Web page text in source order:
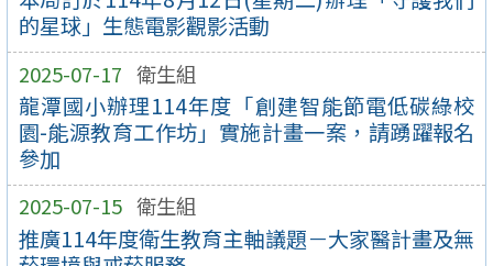
的星球」生態電影觀影活動
2025-07-17 衛生組
龍潭國小辦理114年度「創建智能節電低碳綠校
園-能源教育工作坊」實施計畫一案，請踴躍報名
參加
2025-07-15 衛生組
推廣114年度衛生教育主軸議題－大家醫計畫及無